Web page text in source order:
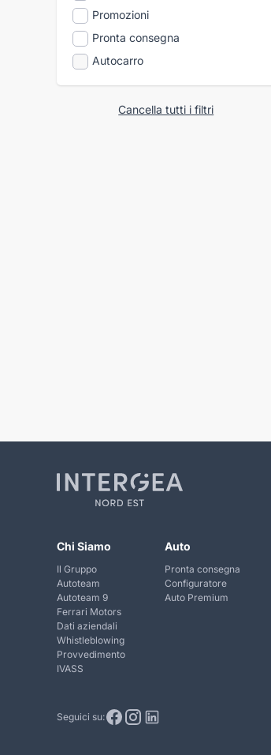
Promozioni
Pronta consegna
Autocarro
Cancella tutti i filtri
Chi Siamo
Il Gruppo
Autoteam
Autoteam 9
Ferrari Motors
Dati aziendali
Whistleblowing
Provvedimento
IVASS
Auto
Pronta consegna
Configuratore
Auto Premium
Seguici su: